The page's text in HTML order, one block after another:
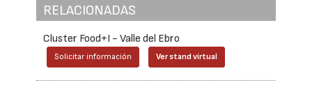
RELACIONADAS
Cluster Food+I - Valle del Ebro
Solicitar información Ver stand virtual